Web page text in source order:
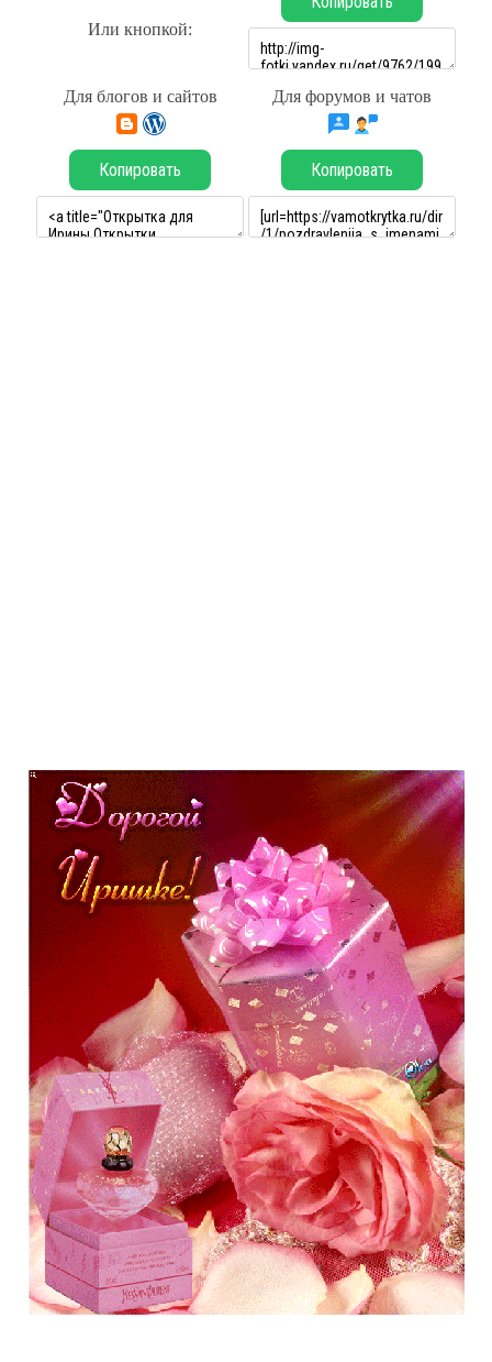
Или кнопкой:
Для блогов и сайтов Для форумов и чатов
Копировать Копировать